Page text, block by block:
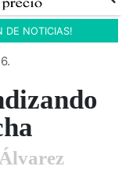
DE NOTICIAS!